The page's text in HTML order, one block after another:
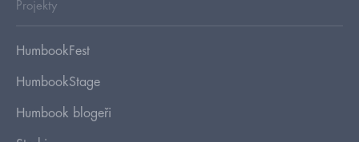
Projekty
HumbookFest
HumbookStage
Humbook blogeři